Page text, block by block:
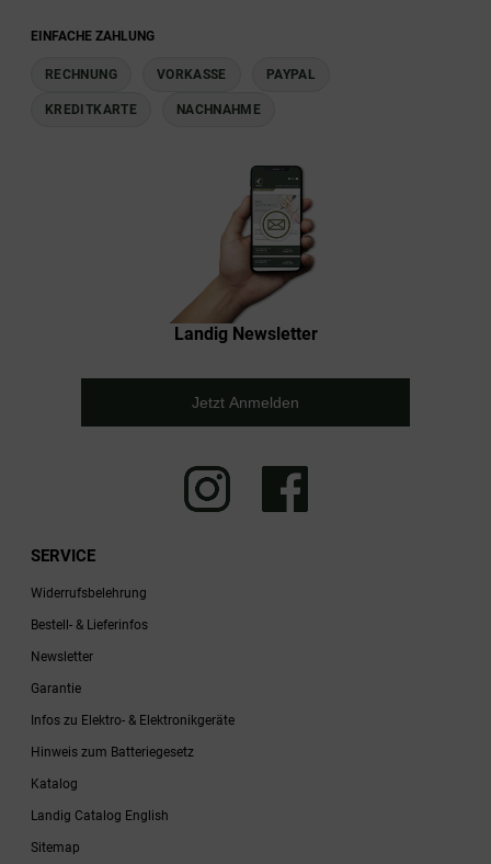
EINFACHE ZAHLUNG
RECHNUNG VORKASSE PAYPAL
KREDITKARTE NACHNAHME
Landig Newsletter
Jetzt Anmelden
SERVICE
Widerrufsbelehrung
Bestell- & Lieferinfos
Newsletter
Garantie
Infos zu Elektro- & Elektronikgeräte
Hinweis zum Batteriegesetz
Katalog
Landig Catalog English
Sitemap